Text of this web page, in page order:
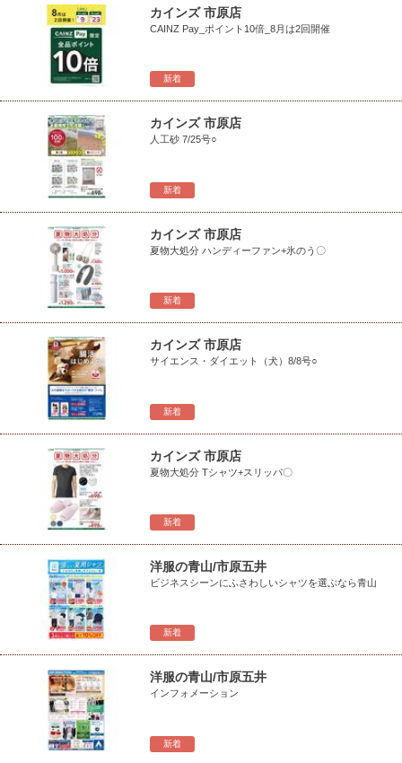
新着
カインズ 市原店
CAINZ Pay_ポイント10倍_8月は2回開催
新着
カインズ 市原店
人工砂 7/25号○
新着
カインズ 市原店
夏物大処分 ハンディーファン+氷のう〇
新着
カインズ 市原店
サイエンス・ダイエット（犬）8/8号○
新着
カインズ 市原店
夏物大処分 Tシャツ+スリッパ〇
新着
洋服の青山/市原五井
ビジネスシーンにふさわしいシャツを選ぶなら青山
新着
洋服の青山/市原五井
インフォメーション